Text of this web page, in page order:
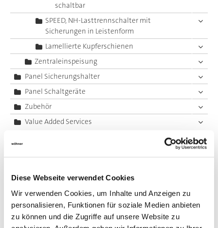
Diese Webseite verwendet Cookies
Wir verwenden Cookies, um Inhalte und Anzeigen zu
personalisieren, Funktionen für soziale Medien anbieten
zu können und die Zugriffe auf unsere Website zu
schaltbar
SPEED, NH-Lasttrennschalter mit
Sicherungen in Leistenform
Lamellierte Kupferschienen
Zentraleinspeisung
Panel Sicherungshalter
Panel Schaltgeräte
Zubehör
Value Added Services